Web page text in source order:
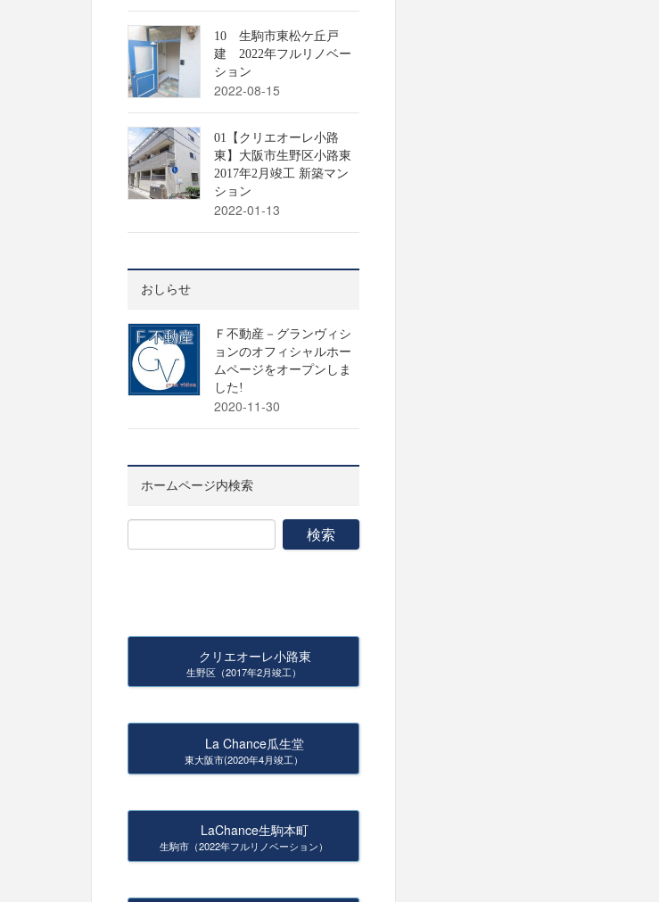
10 生駒市東松ケ丘戸
建 2022年フルリノベー
ション
2022-08-15
01【クリエオーレ小路
東】大阪市生野区小路東
2017年2月竣工 新築マン
ション
2022-01-13
おしらせ
Ｆ不動産－グランヴィシ
ョンのオフィシャルホー
ムページをオープンしま
した!
2020-11-30
ホームページ内検索
クリエオーレ小路東
生野区（2017年2月竣工）
La Chance瓜生堂
東大阪市(2020年4月竣工）
LaChance生駒本町
生駒市（2022年フルリノベーション）